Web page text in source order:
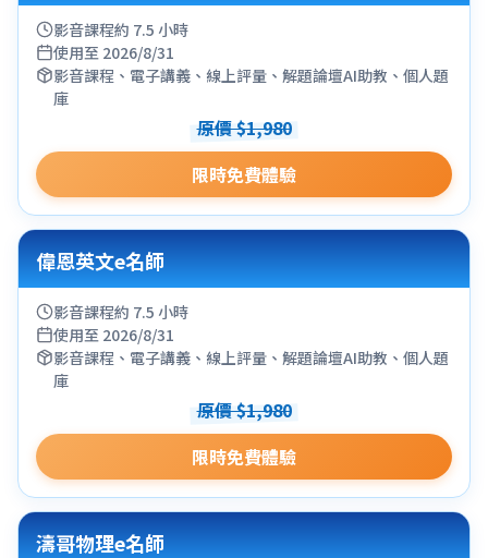
影音課程約 7.5 小時
使用至 2026/8/31
影音課程、電子講義、線上評量、解題論壇AI助教、個人題
庫
原價 $1,980
限時免費體驗
偉恩英文e名師
影音課程約 7.5 小時
使用至 2026/8/31
影音課程、電子講義、線上評量、解題論壇AI助教、個人題
庫
原價 $1,980
限時免費體驗
濤哥物理e名師